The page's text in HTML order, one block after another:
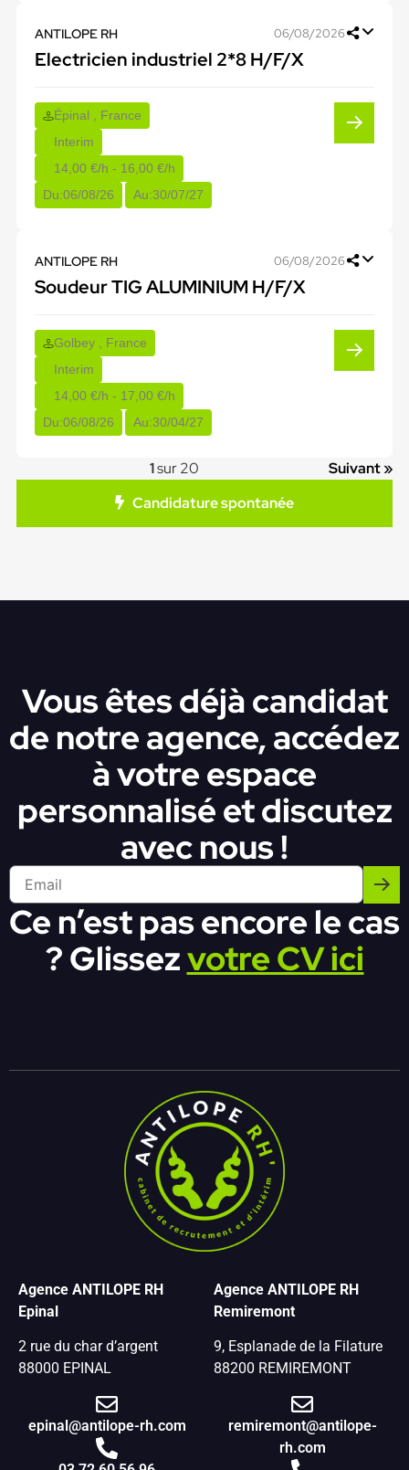
ANTILOPE RH 06/08/2026
Electricien industriel 2*8 H/F/X
Épinal , France
Interim
14,00 €/h - 16,00 €/h
Du:06/08/26 Au:30/07/27
ANTILOPE RH 06/08/2026
Soudeur TIG ALUMINIUM H/F/X
Golbey , France
Interim
14,00 €/h - 17,00 €/h
Du:06/08/26 Au:30/04/27
1sur 20
Suivant »
Candidature spontanée
Vous êtes déjà candidat
de notre agence, accédez
à votre espace
personnalisé et discutez
avec nous !
Ce n’est pas encore le cas
? Glissezvotre CV ici
Agence ANTILOPE RH
Epinal
2 rue du char d’argent
88000 EPINAL
epinal@antilope-rh.com
Agence ANTILOPE RH
Remiremont
9, Esplanade de la Filature
88200 REMIREMONT
remiremont@antilope-
rh.com